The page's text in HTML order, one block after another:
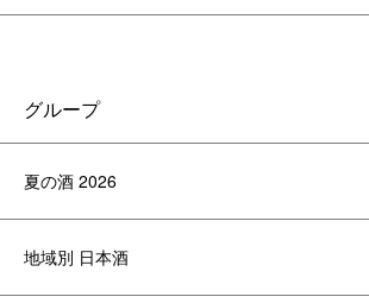
グループ
夏の酒 2026
地域別 日本酒